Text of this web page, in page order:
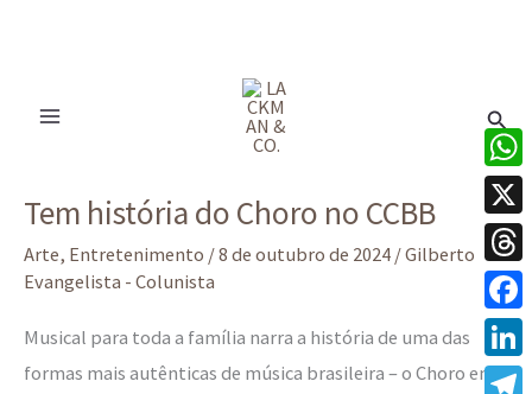
Tem história do Choro no CCBB
Arte, Entretenimento /8 de outubro de 2024 /Gilberto
Evangelista - Colunista
Musical para toda a família narra a história de uma das
formas mais autênticas de música brasileira – o Choro em
história
do
Choro
X